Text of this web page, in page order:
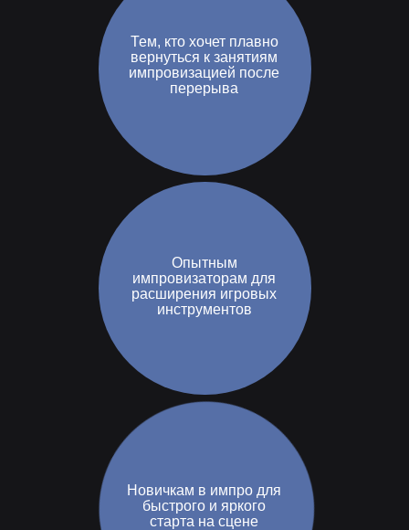
Новичкам в импро для
быстрого и яркого
старта на сцене
Опытным
импровизаторам для
расширения игровых
инструментов
Тем, кто хочет плавно
вернуться к занятиям
импровизацией после
перерыва